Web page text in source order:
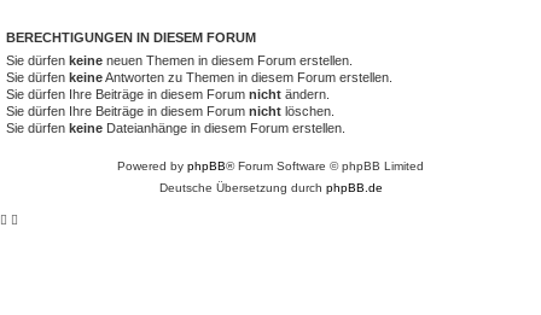
BERECHTIGUNGEN IN DIESEM FORUM
Sie dürfen keine neuen Themen in diesem Forum erstellen.
Sie dürfen keineAntworten zu Themen in diesem Forum erstellen.
Sie dürfen Ihre Beiträge in diesem Forum nicht ändern.
Sie dürfen Ihre Beiträge in diesem Forum nicht löschen.
Sie dürfen keine Dateianhänge in diesem Forum erstellen.
Powered by phpBB® Forum Software © phpBB Limited
Deutsche Übersetzung durch phpBB.de